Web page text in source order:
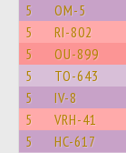
5 OM-5
5 RI-802
5 OU-899
5 TO-643
5 IV-8
5 VRH-41
5 HC-617